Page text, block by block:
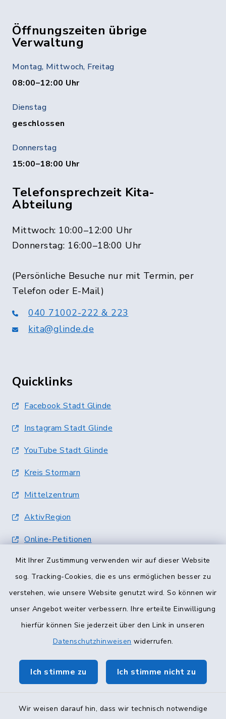
Mit Ihrer Zustimmung verwenden wir auf dieser Website
sog. Tracking-Cookies, die es uns ermöglichen besser zu
verstehen, wie unsere Website genutzt wird. So können wir
unser Angebot weiter verbessern. Ihre erteilte Einwilligung
hierfür können Sie jederzeit über den Link in unseren
Datenschutzhinweisen widerrufen.
Ich stimme zu Ich stimme nicht zu
Wir weisen darauf hin, dass wir technisch notwendige
Öffnungszeiten übrige
Verwaltung
Montag, Mittwoch, Freitag
08:00–12:00 Uhr
Dienstag
geschlossen
Donnerstag
15:00–18:00 Uhr
Telefonsprechzeit Kita-
Abteilung
Mittwoch: 10:00–12:00 Uhr
Donnerstag: 16:00–18:00 Uhr
(Persönliche Besuche nur mit Termin, per
Telefon oder E-Mail)
040 71002-222 & 223
kita@glinde.de
Quicklinks
Facebook Stadt Glinde
Instagram Stadt Glinde
YouTube Stadt Glinde
Kreis Stormarn
Mittelzentrum
AktivRegion
Online-Petitionen
Terminvergabe